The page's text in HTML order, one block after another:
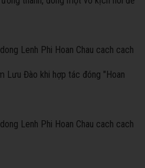
Lưu Đào khi hợp tác đóng "Hoan